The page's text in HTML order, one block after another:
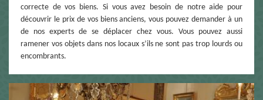
correcte de vos biens. Si vous avez besoin de notre aide pour
découvrir le prix de vos biens anciens, vous pouvez demander à un
de nos experts de se déplacer chez vous. Vous pouvez aussi
ramener vos objets dans nos locaux s’ils ne sont pas trop lourds ou
encombrants.